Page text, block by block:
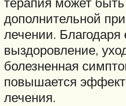
дополнительной
лечении. Благодаря
выздоровление,
болезненная
повышается
лечения.